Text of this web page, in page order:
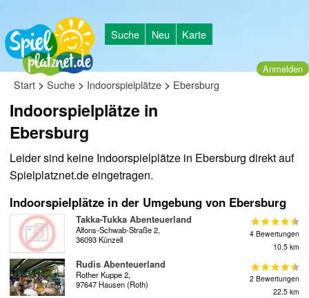
Suche Neu Karte
Anmelden
Start > Suche > Indoorspielplätze > Ebersburg
Indoorspielplätze in
Ebersburg
Leider sind keine Indoorspielplätze in Ebersburg direkt auf
Spielplatznet.de eingetragen.
Indoorspielplätze in der Umgebung von Ebersburg
Takka-Tukka Abenteuerland
Alfons-Schwab-Straße 2,
36093 Künzell
4 Bewertungen
10.5 km
Rudis Abenteuerland
Rother Kuppe 2,
97647 Hausen (Roth)
2 Bewertungen
22.5 km